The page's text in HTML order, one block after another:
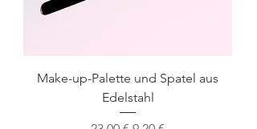
Make-up-Palette und Spatel aus
Edelstahl